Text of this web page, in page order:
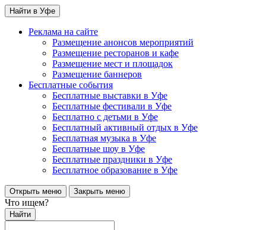
Найти в Уфе
Реклама на сайте
Размещение анонсов мероприятий
Размещение ресторанов и кафе
Размещение мест и площадок
Размещение баннеров
Бесплатные события
Бесплатные выставки в Уфе
Бесплатные фестивали в Уфе
Бесплатно с детьми в Уфе
Бесплатный активный отдых в Уфе
Бесплатная музыка в Уфе
Бесплатные шоу в Уфе
Бесплатные праздники в Уфе
Бесплатное образование в Уфе
Открыть меню Закрыть меню
Что ищем?
Найти